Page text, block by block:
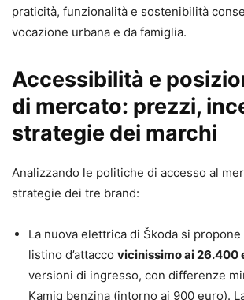
praticità, funzionalità e sostenibilità
vocazione urbana e da famiglia.
Accessibilità e
di mercato: prezzi,
strategie dei marchi
Analizzando le politiche di accesso al
strategie dei tre brand:
La nuova elettrica di Škoda si
listino d’attacco vicinissimo ai 26.400
versioni di ingresso, con differenze
Kamiq benzina (intorno ai 900 euro).